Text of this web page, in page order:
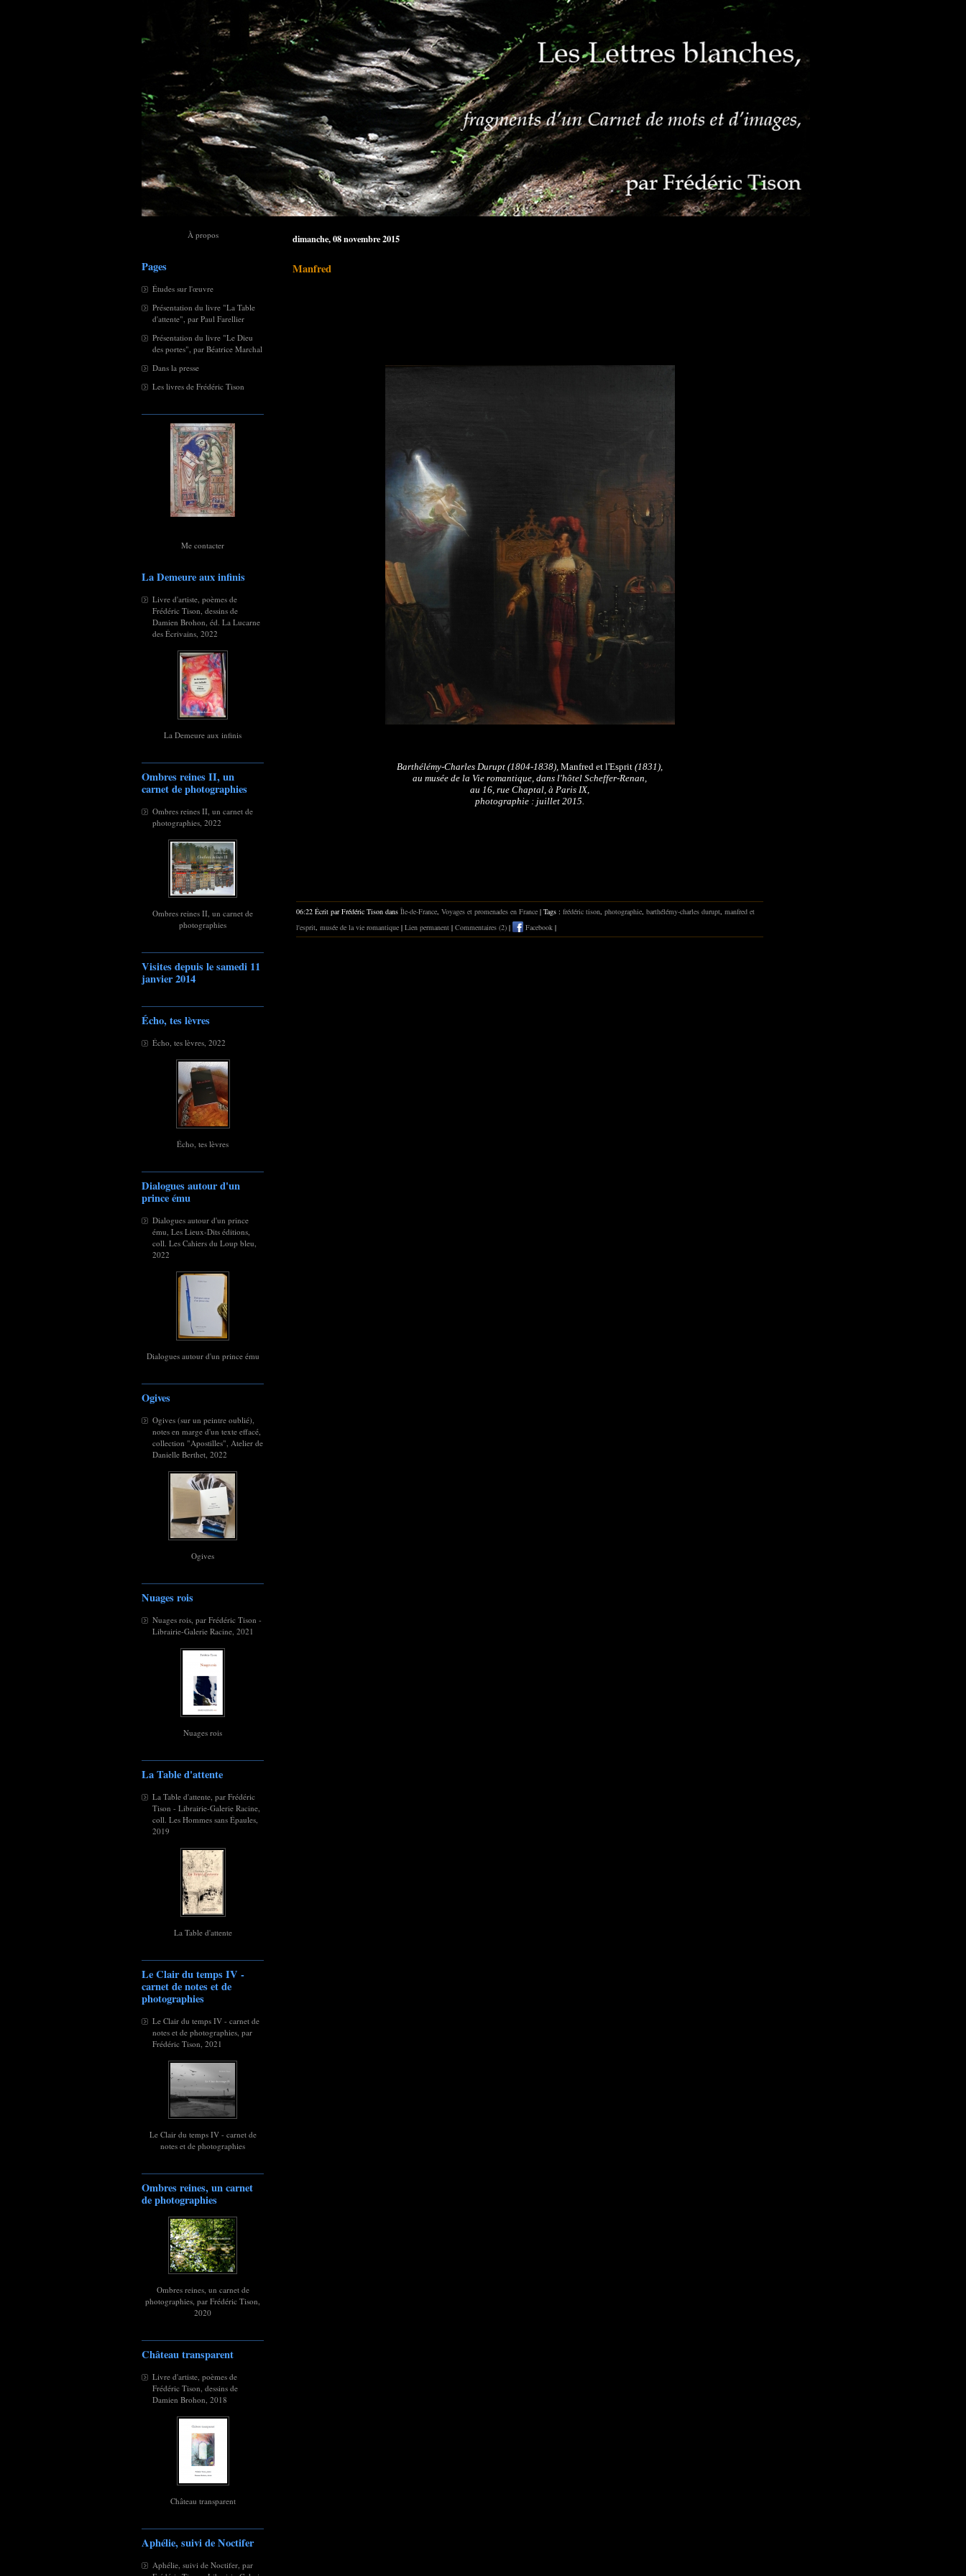
À propos
Pages
Études sur l'œuvre
Présentation du livre "La Table
d'attente", par Paul Farellier
Présentation du livre "Le Dieu
des portes", par Béatrice Marchal
Dans la presse
Les livres de Frédéric Tison
Me contacter
La Demeure aux infinis
Livre d'artiste, poèmes de
Frédéric Tison, dessins de
Damien Brohon, éd. La Lucarne
des Écrivains, 2022
La Demeure aux infinis
Ombres reines II, un
carnet de photographies
Ombres reines II, un carnet de
photographies, 2022
Ombres reines II, un carnet de
photographies
Visites depuis le samedi 11
janvier 2014
Écho, tes lèvres
Écho, tes lèvres, 2022
Écho, tes lèvres
Dialogues autour d'un
prince ému
Dialogues autour d'un prince
ému, Les Lieux-Dits éditions,
coll. Les Cahiers du Loup bleu,
2022
Dialogues autour d'un prince ému
Ogives
Ogives (sur un peintre oublié),
notes en marge d'un texte effacé,
collection "Apostilles", Atelier de
Danielle Berthet, 2022
Ogives
Nuages rois
Nuages rois, par Frédéric Tison -
Librairie-Galerie Racine, 2021
Nuages rois
La Table d'attente
La Table d'attente, par Frédéric
Tison - Librairie-Galerie Racine,
coll. Les Hommes sans Épaules,
2019
La Table d'attente
Le Clair du temps IV -
carnet de notes et de
photographies
Le Clair du temps IV - carnet de
notes et de photographies, par
Frédéric Tison, 2021
Le Clair du temps IV - carnet de
notes et de photographies
Ombres reines, un carnet
de photographies
Ombres reines, un carnet de
photographies, par Frédéric Tison,
2020
Château transparent
Livre d'artiste, poèmes de
Frédéric Tison, dessins de
Damien Brohon, 2018
Château transparent
Aphélie, suivi de Noctifer
Aphélie, suivi de Noctifer, par
dimanche, 08 novembre 2015
Manfred
Barthélémy-Charles Durupt (1804-1838), Manfred et l'Esprit (1831),
au musée de la Vie romantique, dans l'hôtel Scheffer-Renan,
au 16, rue Chaptal, à Paris IX,
photographie : juillet 2015.
06:22 Écrit par Frédéric Tison dans Île-de-France Voyages et promenades en France | Tags : frédéric tison photographie barthélémy-charles durupt manfred et
l'esprit musée de la vie romantique | Lien permanent | Commentaires (2) | Facebook |